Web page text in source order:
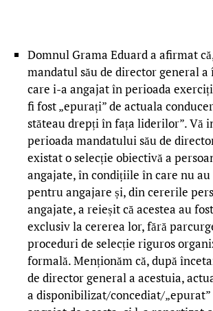
Domnul Grama Eduard a afirmat
mandatul său de director general
care i-a angajat în perioada
fi fost „epurați” de actuala
stăteau drepți în fața liderilor”. Vă
perioada mandatului său de
existat o selecție obiectivă a
angajate, în condițiile în care nu
pentru angajare și, din cererile
angajate, a reieșit că acestea au
exclusiv la cererea lor, fără
proceduri de selecție riguros
formală. Menționăm că, după
de director general a acestuia,
a disponibilizat/concediat/